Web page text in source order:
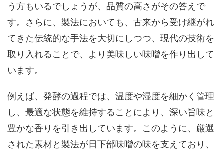
う方もいるでしょうが、品質の高さがその答えで
す。さらに、製法においても、古来から受け継がれ
てきた伝統的な手法を大切にしつつ、現代の技術を
取り入れることで、より美味しい味噌を作り出して
います。
例えば、発酵の過程では、温度や湿度を細かく管理
し、最適な状態を維持することにより、深い旨味と
豊かな香りを引き出しています。このように、厳選
された素材と製法が日下部味噌の味を支えており、